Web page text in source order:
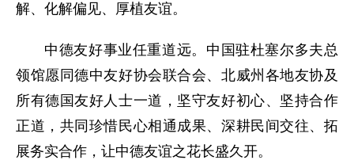
解、化解偏见、厚植友谊。
中德友好事业任重道远。中国驻杜塞尔多夫总
领馆愿同德中友好协会联合会、北威州各地友协及
所有德国友好人士一道，坚守友好初心、坚持合作
正道，共同珍惜民心相通成果、深耕民间交往、拓
展务实合作，让中德友谊之花长盛久开。